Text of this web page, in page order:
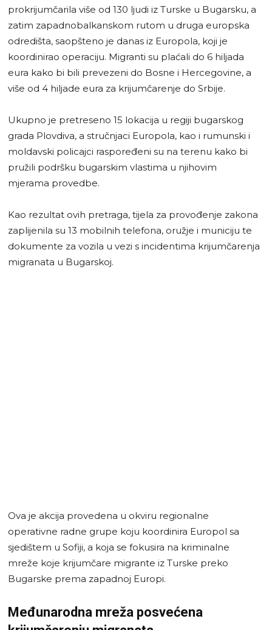
prokrijumčarila više od 130 ljudi iz Turske u Bugarsku, a
zatim zapadnobalkanskom rutom u druga europska
odredišta, saopšteno je danas iz Europola, koji je
koordinirao operaciju. Migranti su plaćali do 6 hiljada
eura kako bi bili prevezeni do Bosne i Hercegovine, a
više od 4 hiljade eura za krijumčarenje do Srbije.
Ukupno je pretreseno 15 lokacija u regiji bugarskog
grada Plovdiva, a stručnjaci Europola, kao i rumunski i
moldavski policajci raspoređeni su na terenu kako bi
pružili podršku bugarskim vlastima u njihovim
mjerama provedbe.
Kao rezultat ovih pretraga, tijela za provođenje zakona
zaplijenila su 13 mobilnih telefona, oružje i municiju te
dokumente za vozila u vezi s incidentima krijumčarenja
migranata u Bugarskoj.
Ova je akcija provedena u okviru regionalne
operativne radne grupe koju koordinira Europol sa
sjedištem u Sofiji, a koja se fokusira na kriminalne
mreže koje krijumčare migrante iz Turske preko
Bugarske prema zapadnoj Europi.
Međunarodna mreža posvećena